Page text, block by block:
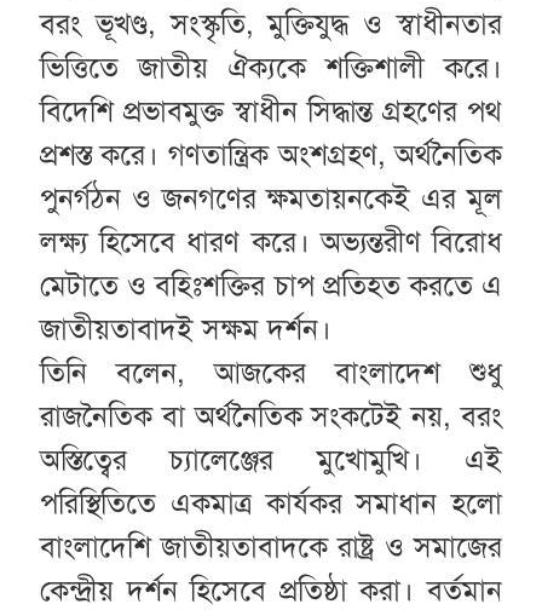
বরং ভূখণ্ড, সংস্কৃতি, মুক্তিযুদ্ধ ও স্বাধীনতার
ভিত্তিতে জাতীয় ঐক্যকে শক্তিশালী করে।
বিদেশি প্রভাবমুক্ত স্বাধীন সিদ্ধান্ত গ্রহণের পথ
প্রশস্ত করে। গণতান্ত্রিক অংশগ্রহণ, অর্থনৈতিক
পুনর্গঠন ও জনগণের ক্ষমতায়নকেই এর মূল
লক্ষ্য হিসেবে ধারণ করে। অভ্যন্তরীণ বিরোধ
মেটাতে ও বহিঃশক্তির চাপ প্রতিহত করতে এ
জাতীয়তাবাদই সক্ষম দর্শন।
তিনি বলেন, আজকের বাংলাদেশ শুধু
রাজনৈতিক বা অর্থনৈতিক সংকটেই নয়, বরং
অস্তিত্বের চ্যালেঞ্জের মুখোমুখি। এই
পরিস্থিতিতে একমাত্র কার্যকর সমাধান হলো
বাংলাদেশি জাতীয়তাবাদকে রাষ্ট্র ও সমাজের
কেন্দ্রীয় দর্শন হিসেবে প্রতিষ্ঠা করা। বর্তমান